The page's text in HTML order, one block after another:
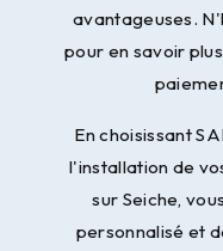
avantageuses.
pour en savoir
En choisissant
l'installation de
sur Seiche,
personnalisé et